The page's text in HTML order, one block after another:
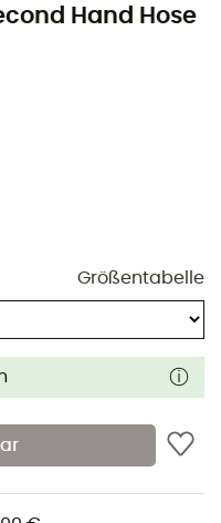
Hand Hose
Größentabelle